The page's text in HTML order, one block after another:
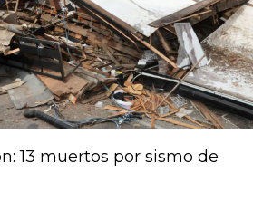
13 muertos por sismo de